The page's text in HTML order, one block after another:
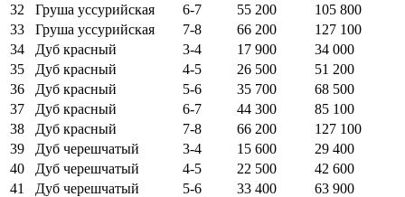
32
Груша уссурийская 6-7 55 200
105 800
33
Груша уссурийская 7-8 66 200
127 100
34
Дуб красный 3-4 17 900
34 000
35
Дуб красный 4-5 26 500
51 200
36
Дуб красный 5-6 35 700
68 500
37
Дуб красный 6-7 44 300
85 100
38
Дуб красный 7-8 66 200
127 100
39
Дуб черешчатый 3-4 15 600
29 400
40
Дуб черешчатый 4-5 22 500
42 600
41
Дуб черешчатый 5-6 33 400
63 900